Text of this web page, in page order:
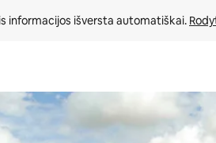
informacijos išversta automatiškai.